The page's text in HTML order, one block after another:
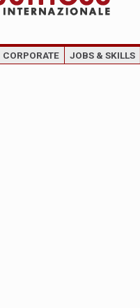
CORPORATE JOBS & SKILLS